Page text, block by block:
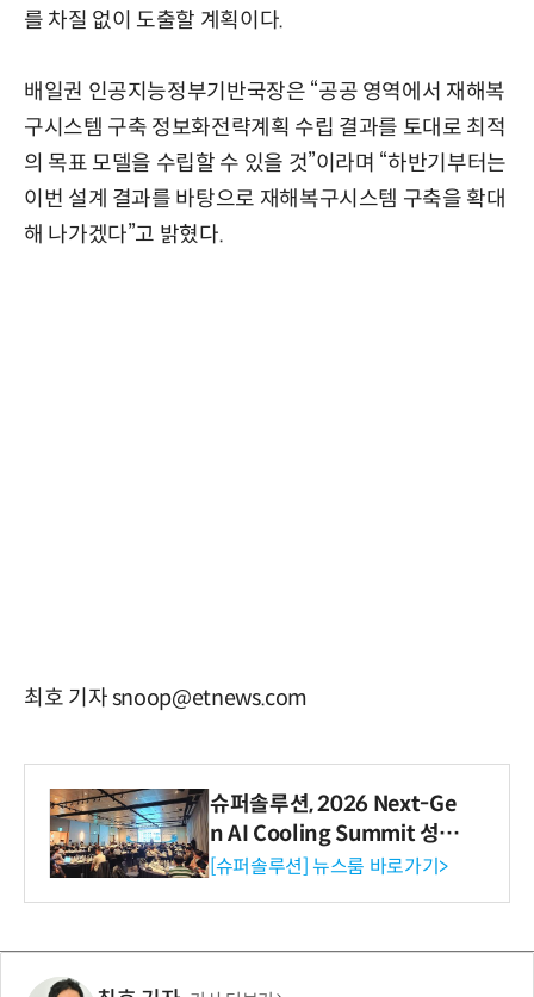
를 차질 없이 도출할 계획이다.
배일권 인공지능정부기반국장은 “공공 영역에서 재해복
구시스템 구축 정보화전략계획 수립 결과를 토대로 최적
의 목표 모델을 수립할 수 있을 것”이라며 “하반기부터는
이번 설계 결과를 바탕으로 재해복구시스템 구축을 확대
해 나가겠다”고 밝혔다.
최호 기자 snoop@etnews.com
슈퍼솔루션, 2026 Next-Ge
n AI Cooling Summit 성황
리 성료
[슈퍼솔루션] 뉴스룸 바로가기>